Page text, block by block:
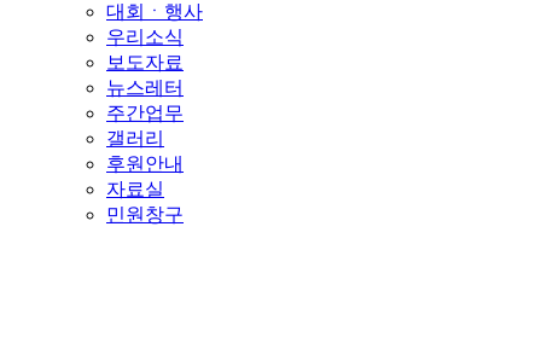
대회ㆍ행사
우리소식
보도자료
뉴스레터
주간업무
갤러리
후원안내
자료실
민원창구